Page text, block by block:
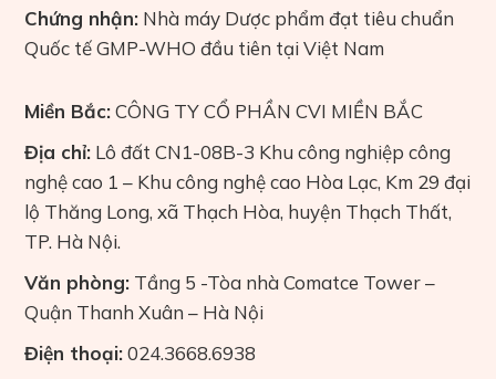
Chứng nhận: Nhà máy Dược phẩm đạt tiêu chuẩn
Quốc tế GMP-WHO đầu tiên tại Việt Nam
Miền Bắc:CÔNG TY CỔ PHẦN CVI MIỀN BẮC
Địa chỉ: Lô đất CN1-08B-3 Khu công nghiệp công
nghệ cao 1 – Khu công nghệ cao Hòa Lạc, Km 29 đại
lộ Thăng Long, xã Thạch Hòa, huyện Thạch Thất,
TP. Hà Nội.
Văn phòng: Tầng 5 -Tòa nhà Comatce Tower –
Quận Thanh Xuân – Hà Nội
Điện thoại: 024.3668.6938